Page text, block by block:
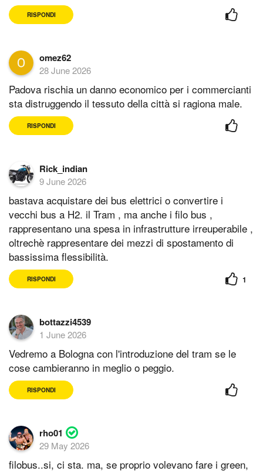
RISPONDI
omez62
28 June 2026
Padova rischia un danno economico per i commercianti
sta distruggendo il tessuto della città si ragiona male.
RISPONDI
Rick_indian
9 June 2026
bastava acquistare dei bus elettrici o convertire i
vecchi bus a H2. il Tram , ma anche i filo bus ,
rappresentano una spesa in infrastrutture irreuperabile ,
oltrechè rappresentare dei mezzi di spostamento di
bassissima flessibilità.
RISPONDI 1
bottazzi4539
1 June 2026
Vedremo a Bologna con l'introduzione del tram se le
cose cambieranno in meglio o peggio.
RISPONDI
rho01
29 May 2026
filobus..si, ci sta. ma, se proprio volevano fare i green,